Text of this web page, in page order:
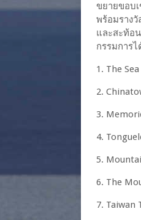
ขยายขอบ
พร้อมราง
และสะท้อ
กรรมการ
1. The
2.
3.
4.
5.
6. The
7. Taiwan